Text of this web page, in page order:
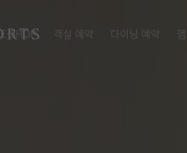
E-SHOP 객실 예약 다이닝 예약